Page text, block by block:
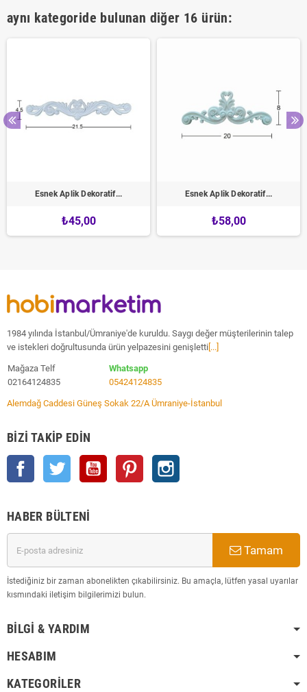
aynı kategoride bulunan diğer 16 ürün:
Esnek Aplik Dekoratif...
₺45,00
Esnek Aplik Dekoratif...
₺58,00
1984 yılında İstanbul/Ümraniye'de kuruldu. Saygı değer müşterilerinin talep
ve istekleri doğrultusunda ürün yelpazesini genişletti [...]
Mağaza Telf
02164124835
Whatsapp
05424124835
Alemdağ Caddesi Güneş Sokak 22/A Ümraniye-İstanbul
BIZI TAKIP EDIN
Facebook Twitter YouTube Pinterest
HABER BÜLTENI
Tamam
İstediğiniz bir zaman abonelikten çıkabilirsiniz. Bu amaçla, lütfen yasal uyarılar
kısmındaki iletişim bilgilerimizi bulun.
BILGI & YARDIM
HESABIM
KATEGORILER